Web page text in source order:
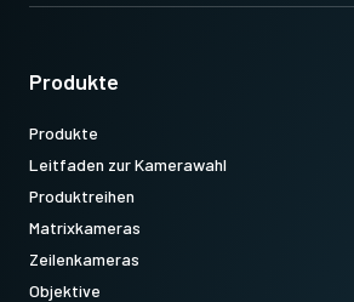
Produkte
Produkte
Leitfaden zur Kamerawahl
Produktreihen
Matrixkameras
Zeilenkameras
Objektive